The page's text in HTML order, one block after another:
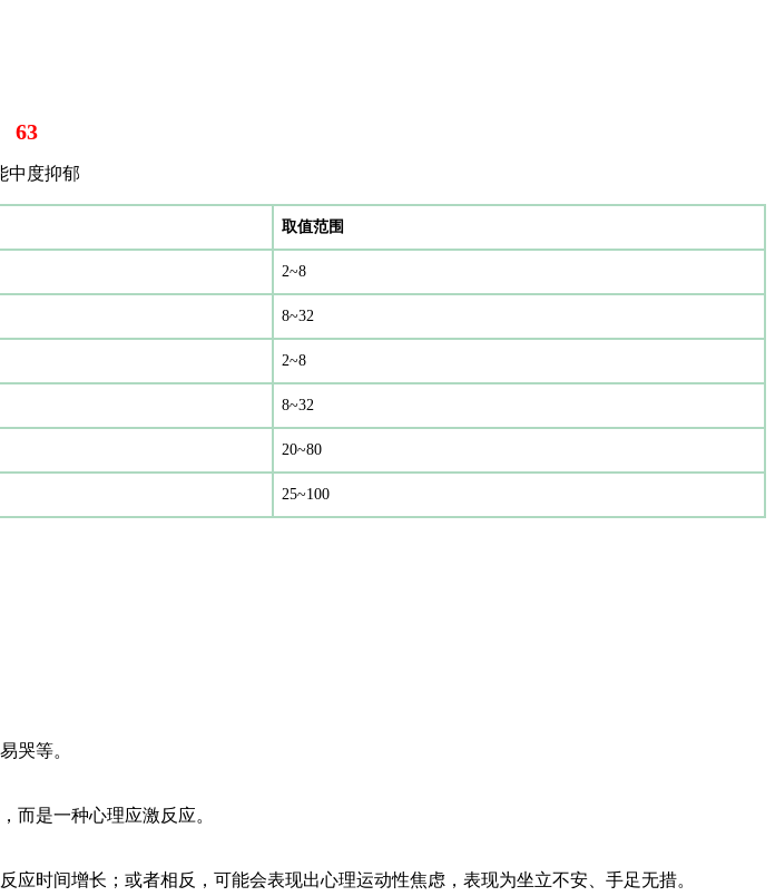
63
中度抑郁
取值范围
2~8
8~32
2~8
8~32
20~80
25~100
哭等。
而是一种心理应激反应。
时间增长；或者相反，可能会表现出心理运动性焦虑，表现为坐立不安、手足无措。